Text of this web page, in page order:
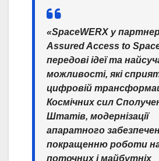
«SpaceWERX у
Assured Access to
передові ідеї та
можливості, які
цифровій
Космічних сил
Штатів, модернізації
апаратного
покращенню роботи
поточних і майбутніх